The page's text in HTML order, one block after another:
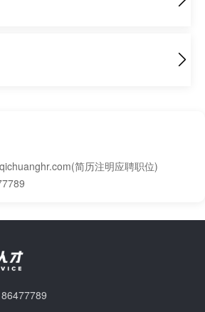
简历注明应聘职位)